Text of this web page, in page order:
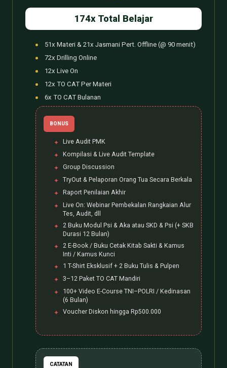
174x Total Belajar
51x Materi & 21x Jasmani Pert. Offline (@ 90 menit)
72x Drilling Online
12x Live On
12x TO CAT Per Materi
6x TO CAT Bulanan
BONUS
Live Audit PMK
Kompilasi & Live Audit Template
Group Discussion
TryOut & Pelaporan Orang Tua Secara Berkala
Raport Penilaian Akhir
Live On: Webinar Pembekalan Rangkaian Alur
Tes, Audit, dll
2 Buku Modul Psi & Aka atau SKD & Psi (+ SKB
Durasi 12 Bulan)
2 E-Book / Buku Cetak Kitab Sakti & Kamus
Inti / Kamus Kunci
1 T-Shirt Eksklusif + 2 Buku Tulis & Pulpen
3–12 Paket TO CAT Mandiri
100+ Video E-Course TNI–POLRI / Kedinasan
(6 Bulan)
Voucher Diskon hingga Rp500.000
CATATAN